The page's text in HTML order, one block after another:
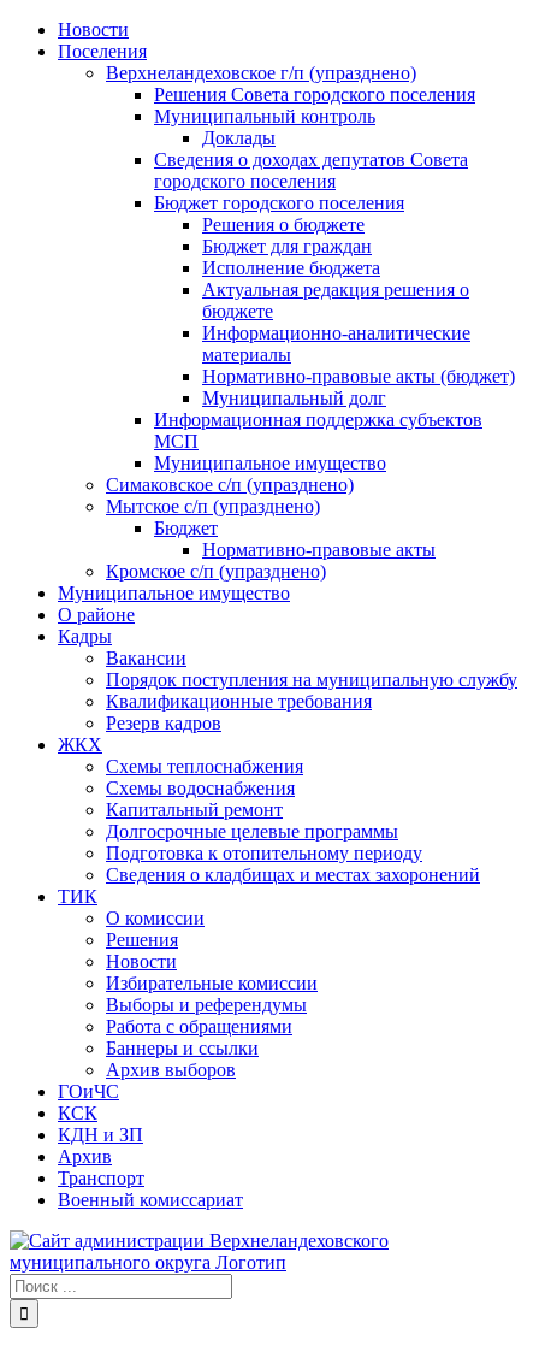
Skip
Новости
Поселения
Верхнеландеховское г/п (упразднено)
Решения Совета городского поселения
Муниципальный контроль
Доклады
Сведения о доходах депутатов Совета
городского поселения
Бюджет городского поселения
Решения о бюджете
Бюджет для граждан
Исполнение бюджета
Актуальная редакция решения о
бюджете
Информационно-аналитические
материалы
Нормативно-правовые акты (бюджет)
Муниципальный долг
Информационная поддержка субъектов
МСП
Муниципальное имущество
Симаковское с/п (упразднено)
Мытское с/п (упразднено)
Бюджет
Нормативно-правовые акты
Кромское с/п (упразднено)
Муниципальное имущество
О районе
Кадры
Вакансии
Порядок поступления на муниципальную службу
Квалификационные требования
Резерв кадров
ЖКХ
Схемы теплоснабжения
Схемы водоснабжения
Капитальный ремонт
Долгосрочные целевые программы
Подготовка к отопительному периоду
Сведения о кладбищах и местах захоронений
ТИК
О комиссии
Решения
Новости
Избирательные комиссии
Выборы и референдумы
Работа с обращениями
Баннеры и ссылки
Архив выборов
ГОиЧС
КСК
КДН и ЗП
Архив
Транспорт
Военный комиссариат
Результат
поиска: